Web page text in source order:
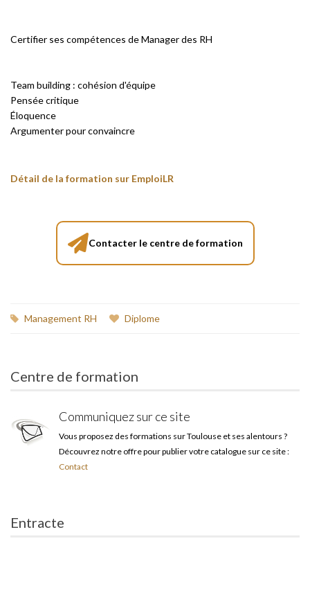
Certifier ses compétences de Manager des RH
Team building : cohésion d'équipe
Pensée critique
Éloquence
Argumenter pour convaincre
Détail de la formation sur EmploiLR
Contacter le centre de formation
Management RH Diplome
Centre de formation
Communiquez sur ce site
Vous proposez des formations sur Toulouse et ses alentours ?
Découvrez notre offre pour publier votre catalogue sur ce site :
Contact
Entracte